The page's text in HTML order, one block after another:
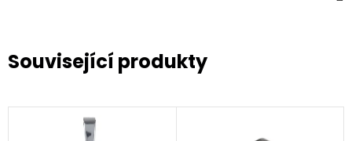
Související produkty